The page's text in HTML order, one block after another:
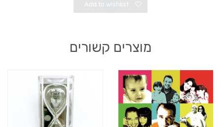
Add to wishlist
מוצרים קשורים